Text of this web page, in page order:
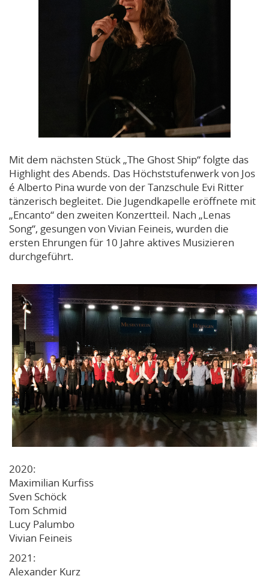
Mit dem nächsten Stück „The Ghost Ship“ folgte das
Highlight des Abends. Das Höchststufenwerk von Jos
é Alberto Pina wurde von der Tanzschule Evi Ritter
tänzerisch begleitet. Die Jugendkapelle eröffnete mit
„Encanto“ den zweiten Konzertteil. Nach „Lenas
Song“, gesungen von Vivian Feineis, wurden die
ersten Ehrungen für 10 Jahre aktives Musizieren
durchgeführt.
2020:
Maximilian Kurfiss
Sven Schöck
Tom Schmid
Lucy Palumbo
Vivian Feineis
2021:
Alexander Kurz